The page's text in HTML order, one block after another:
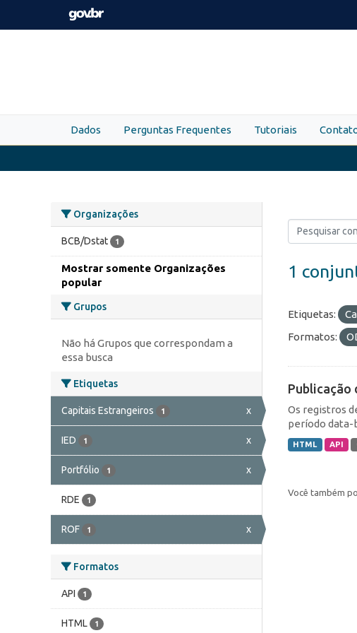
Skip to main content
Dados Perguntas Frequentes Tutoriais
Organizações
BCB/Dstat 1
Mostrar somente Organizações
popular
Grupos
Não há Grupos que correspondam a
essa busca
Etiquetas
Capitais Estrangeiros 1 x
IED 1 x
Portfólio 1 x
RDE 1
ROF 1 x
Formatos
API 1
HTML 1
1
Etiquetas:
Formatos:
Publicação
Os registros
período data-
HTML API
Você também